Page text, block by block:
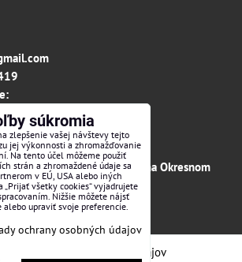
registri vedenom na Okresnom
č.12066/R odd. s.r.o.
Zásady ochrany osobných údajov
súkromia
zlepšenie vašej návštevy tejto
jej výkonnosti a zhromažďovanie
Na tento účel môžeme použiť
strán a zhromaždené údaje sa
v EÚ, USA alebo iných
všetky cookies“ vyjadrujete
Nižšie môžete nájsť
alebo upraviť svoje preferencie.
ochrany osobných údajov